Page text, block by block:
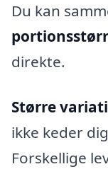
Du kan
direkte.
Større
ikke keder
Forskellige